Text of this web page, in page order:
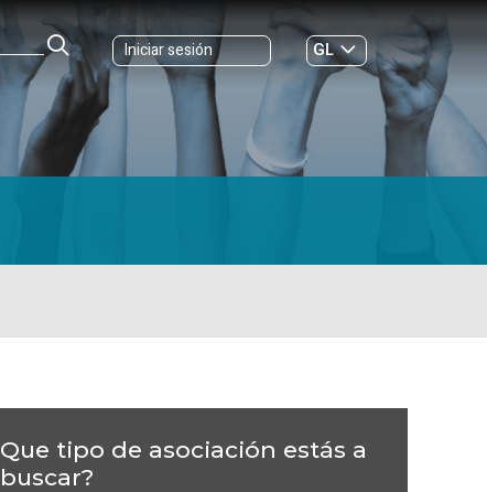
Iniciar sesión
GL
ES|
Que tipo de asociación estás a
buscar?